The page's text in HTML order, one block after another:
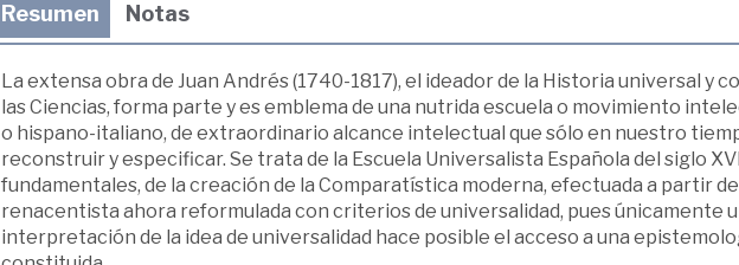
Resumen Notas
La extensa obra de Juan Andrés (1740-1817), el ideador de la Historia universal y
las Ciencias, forma parte y es emblema de una nutrida escuela o movimiento
o hispano-italiano, de extraordinario alcance intelectual que sólo en nuestro
reconstruir y especificar. Se trata de la Escuela Universalista Española del siglo
fundamentales, de la creación de la Comparatística moderna, efectuada a partir
renacentista ahora reformulada con criterios de universalidad, pues únicamente
interpretación de la idea de universalidad hace posible el acceso a una